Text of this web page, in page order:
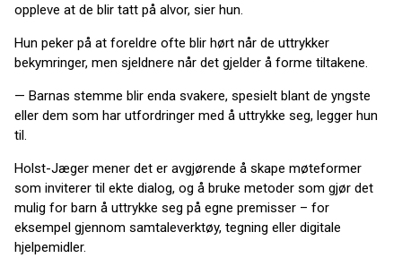
oppleve at de blir tatt på alvor, sier hun.
Hun peker på at foreldre ofte blir hørt når de uttrykker
bekymringer, men sjeldnere når det gjelder å forme tiltakene.
— Barnas stemme blir enda svakere, spesielt blant de yngste
eller dem som har utfordringer med å uttrykke seg, legger hun
til.
Holst-Jæger mener det er avgjørende å skape møteformer
som inviterer til ekte dialog, og å bruke metoder som gjør det
mulig for barn å uttrykke seg på egne premisser – for
eksempel gjennom samtaleverktøy, tegning eller digitale
hjelpemidler.